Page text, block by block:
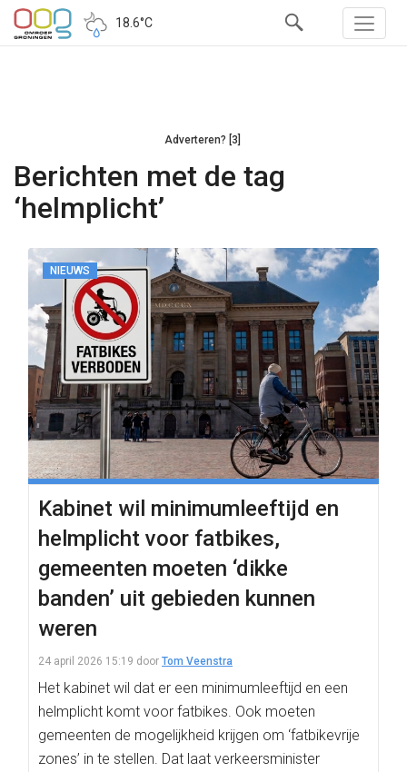
18.6°C
Adverteren? [3]
Berichten met de tag
‘helmplicht’
NIEUWS
Kabinet wil minimumleeftijd en
helmplicht voor fatbikes,
gemeenten moeten ‘dikke
banden’ uit gebieden kunnen
weren
24 april 2026 15:19 door Tom Veenstra
Het kabinet wil dat er een minimumleeftijd en een
helmplicht komt voor fatbikes. Ook moeten
gemeenten de mogelijkheid krijgen om ‘fatbikevrije
zones’ in te stellen. Dat laat verkeersminister